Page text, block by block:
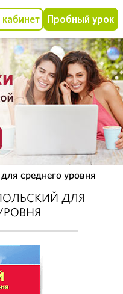
Пробный урок
среднего уровня
ДЛЯ